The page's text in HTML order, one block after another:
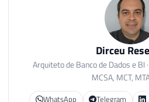
Dirceu
Arquiteto de Banco de Dados e BI
MCSA, MCT,
WhatsApp
Telegram